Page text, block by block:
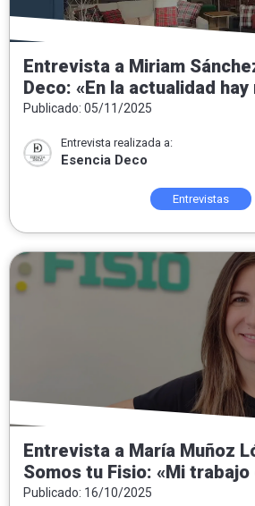
Entrevista a Miriam
Deco: «En la actualidad
tendencias pero nuestra
Publicado: 05/11/2025
Entrevista realizada a:
Esencia Deco
Entrevistas
Entrevista a María Muñoz
Somos tu Fisio: «Mi
las personas, del equipo y
Publicado: 16/10/2025